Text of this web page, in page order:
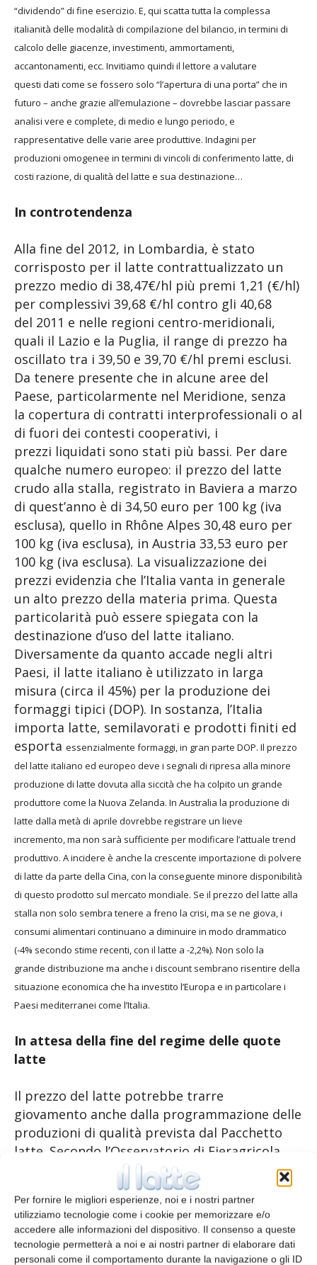
Per fornire le migliori esperienze, noi e i nostri partner
utilizziamo tecnologie come i cookie per memorizzare e/o
accedere alle informazioni del dispositivo. Il consenso a queste
tecnologie permetterà a noi e ai nostri partner di elaborare dati
personali come il comportamento durante la navigazione o gli ID
“dividendo” di fine esercizio. E, qui scatta tutta la complessa
italianità delle modalità di compilazione del bilancio, in termini di
calcolo delle giacenze, investimenti, ammortamenti,
accantonamenti, ecc. Invitiamo quindi il lettore a valutare
questi dati come se fossero solo “l’apertura di una porta” che in
futuro – anche grazie all’emulazione – dovrebbe lasciar passare
analisi vere e complete, di medio e lungo periodo, e
rappresentative delle varie aree produttive. Indagini per
produzioni omogenee in termini di vincoli di conferimento latte, di
costi razione,di qualità del latte e sua destinazione…
In controtendenza
Alla fine del 2012, in Lombardia, è stato
corrisposto per il latte contrattualizzato un
prezzo medio di 38,47€/hl più premi 1,21 (€/hl)
per complessivi 39,68 €/hl contro gli 40,68
del 2011 e nelle regioni centro-meridionali,
quali il Lazio e la Puglia, il range di prezzo ha
oscillato tra i 39,50 e 39,70 €/hl premi esclusi.
Da tenere presente che in alcune aree del
Paese, particolarmente nel Meridione, senza
la copertura di contratti interprofessionali o al
di fuori dei contesti cooperativi, i
prezzi liquidati sono stati più bassi. Per dare
qualche numero europeo: il prezzo del latte
crudo alla stalla, registrato in Baviera a marzo
di quest’anno è di 34,50 euro per 100 kg (iva
esclusa), quello in Rhône Alpes 30,48 euro per
100 kg (iva esclusa), in Austria 33,53 euro per
100 kg (iva esclusa). La visualizzazione dei
prezzi evidenzia che l’Italia vanta in generale
un alto prezzo della materia prima. Questa
particolarità può essere spiegata con la
destinazione d’uso del latte italiano.
Diversamente da quanto accade negli altri
Paesi, il latte italiano è utilizzato in larga
misura (circa il 45%) per la produzione dei
formaggi tipici (DOP). In sostanza, l’Italia
importa latte, semilavorati e prodotti finiti ed
esporta essenzialmente formaggi, in gran parte DOP. Il prezzo
del latte italiano ed europeo deve i segnali di ripresa alla minore
produzione di latte dovuta alla siccità che ha colpito un grande
produttore come la Nuova Zelanda. In Australia la produzione di
latte dalla metà di aprile dovrebbe registrare un lieve
incremento,ma non sarà sufficiente per modificare l’attuale trend
produttivo. A incidere è anche la crescente importazione di polvere
di latte da parte della Cina, con la conseguente minore disponibilità
di questo prodotto sul mercato mondiale. Se il prezzo del latte alla
stalla non solo sembra tenere a freno la crisi, ma se ne giova, i
consumi alimentari continuano a diminuire in modo drammatico
(-4% secondo stime recenti,con il latte a -2,2%). Non solo la
grande distribuzione ma anche i discount sembrano risentire della
situazione economica che ha investito l’Europa e in particolare i
Paesi mediterranei come l’Italia.
In attesa della fine del regime delle quote
latte
Il prezzo del latte potrebbe trarre
giovamento anche dalla programmazione delle
produzioni di qualità prevista dal Pacchetto
latte. Secondo l’Osservatorio di Fieragricola,
con una corretta pianificazione, il mercato
potrebbe riconoscere direttamente agli
allevatori anche il 6-7% in più rispetto alle
remunerazioni attuali. Nel 2015 i produttori
latte dovranno fare i conti con la fine del
regime delle quote latte. Di cosa succederà dal